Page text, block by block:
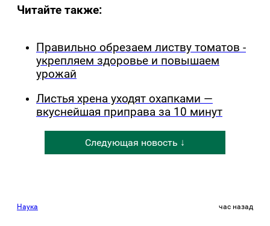
Читайте также:
Правильно обрезаем листву томатов -
укрепляем здоровье и повышаем
урожай
Листья хрена уходят охапками —
вкуснейшая приправа за 10 минут
Следующая новость ↓
Наука час назад